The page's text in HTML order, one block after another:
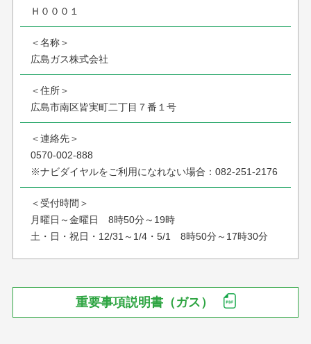
Ｈ０００１
＜名称＞
広島ガス株式会社
＜住所＞
広島市南区皆実町二丁目７番１号
＜連絡先＞
0570-002-888
※ナビダイヤルをご利用になれない場合： 082-251-2176
＜受付時間＞
月曜日～金曜日 8時50分～19時
土・日・祝日・12/31～1/4・5/1 8時50分～17時30分
重要事項説明書（ガス）